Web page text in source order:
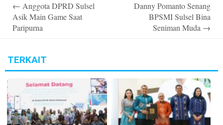
navigation
← Anggota DPRD Sulsel
Asik Main Game Saat
Paripurna
Danny Pomanto Senang
BPSMI Sulsel Bina
Seniman Muda →
TERKAIT